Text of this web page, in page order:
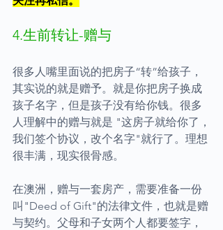
4.生前转让-赠与
很多人嘴里面说的把房子“转”给孩子，
其实说的就是赠予。就是你把房子换成
孩子名字，但是孩子没有给你钱。很多
人理解中的赠与就是 "这房子就给你了，
我们签个协议，改个名字"就行了。理想
很丰满，现实很骨感。
在澳洲，赠与一套房产，需要准备一份
叫"Deed of Gift"的法律文件，也就是赠
与契约。父母和子女两个人都要签字，